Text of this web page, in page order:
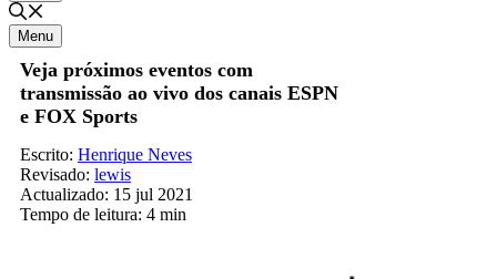
Menu
Veja próximos eventos com
transmissão ao vivo dos canais ESPN
e FOX Sports
Escrito: Henrique Neves
Revisado: lewis
Actualizado: 15 jul 2021
Tempo de leitura: 4 min